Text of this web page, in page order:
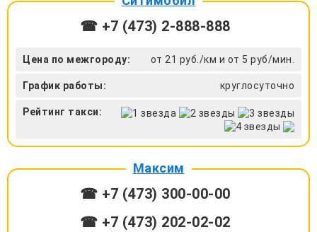
☎ +7 (473) 2-888-888
Цена по межгороду: от 21 руб./км и от 5 руб/мин.
График работы: круглосуточно
Рейтинг такси:
Максим
☎ +7 (473) 300-00-00
☎ +7 (473) 202-02-02